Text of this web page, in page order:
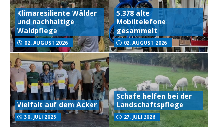
Klimaresiliente Wälder
und nachhaltige
Waldpflege
02. AUGUST 2026
5.378 alte
Mobiltelefone
gesammelt
02. AUGUST 2026
Vielfalt auf dem Acker
30. JULI 2026
Schafe helfen bei der
Landschaftspflege
27. JULI 2026